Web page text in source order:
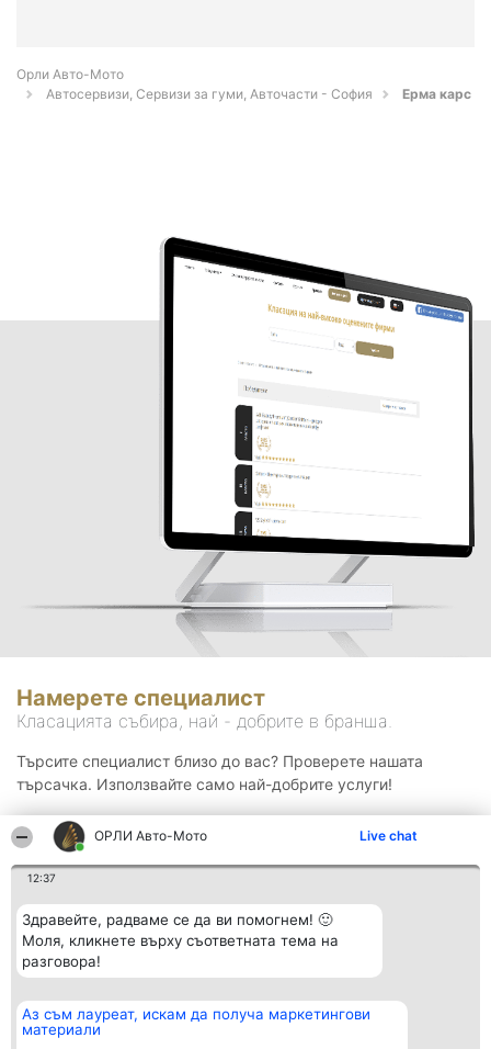
ОРЛИ Aвто-Mото Live chat
12:37
Здравейте, радваме се да ви помогнем! 🙂
Моля, кликнете върху съответната тема на
разговора!
Аз съм лауреат, искам да получа маркетингови
материали
Орли Aвто-Mото
Автосервизи, Сервизи за гуми, Авточасти - София
Ерма карс
Намерете специалист
Класацията събира, най - добрите в бранша.
Търсите специалист близо до вас? Проверете нашата
търсачка. Използвайте само най-добрите услуги!
Организатор на
класиране
Класация Контакти